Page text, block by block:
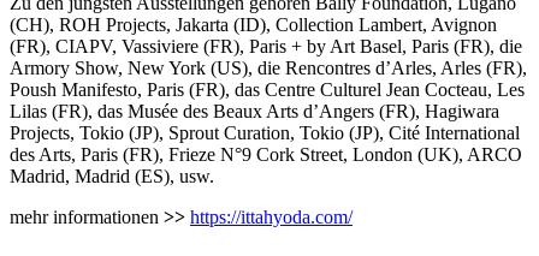
(CH), ROH Projects, Jakarta (ID), Collection Lambert, Avignon
(FR), CIAPV, Vassiviere (FR), Paris + by Art Basel, Paris (FR), die
Armory Show, New York (US), die Rencontres d’Arles, Arles (FR),
Poush Manifesto, Paris (FR), das Centre Culturel Jean Cocteau, Les
Lilas (FR), das Musée des Beaux Arts d’Angers (FR), Hagiwara
Projects, Tokio (JP), Sprout Curation, Tokio (JP), Cité International
des Arts, Paris (FR), Frieze N°9 Cork Street, London (UK), ARCO
Madrid, Madrid (ES), usw.
mehr informationen >> https://ittahyoda.com/